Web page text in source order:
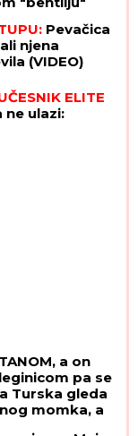
Pevačica
njena
(VIDEO)
ELITE
ne ulazi:
a on
pa se
Turska gleda
momka, a